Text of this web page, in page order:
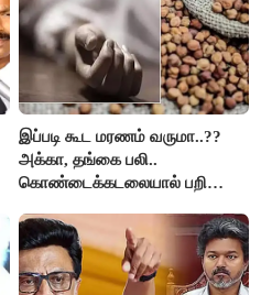
இப்படி கூட மரணம் வருமா..??
அக்கா, தங்கை பலி..
கொண்டைக்கடலையால் பறிபோன